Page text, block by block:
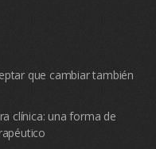
que cambiar también
clínica: una forma de